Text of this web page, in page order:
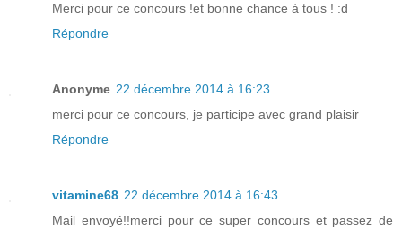
Merci pour ce concours !et bonne chance à tous ! :d
Répondre
Anonyme 22 décembre 2014 à 16:23
merci pour ce concours, je participe avec grand plaisir
Répondre
vitamine68 22 décembre 2014 à 16:43
Mail envoyé!!merci pour ce super concours et passez de